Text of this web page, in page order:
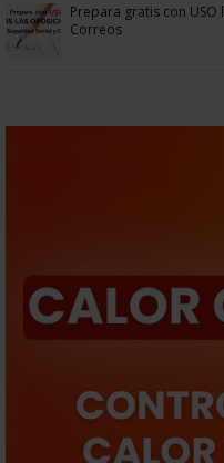
Prepara gratis con USO
Correos